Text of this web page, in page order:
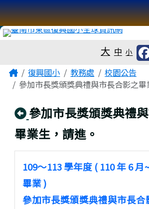
跳至主內容區
臺南市復興國小全球資
導覽列
大 中 小
主內容區域
Home復興國小 教務處
校園公告
參加市長獎頒獎典禮與市長合影之畢
回上頁
參加市長獎頒獎典禮
畢業生，請進。
109～113 學年度 ( 110 年 6 月
畢業 )
參加市長獎頒獎典禮與市長合
頁尾區域